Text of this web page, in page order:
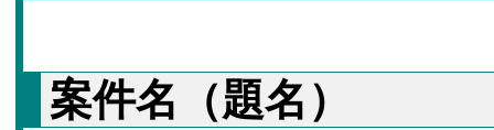
案件名（題名）